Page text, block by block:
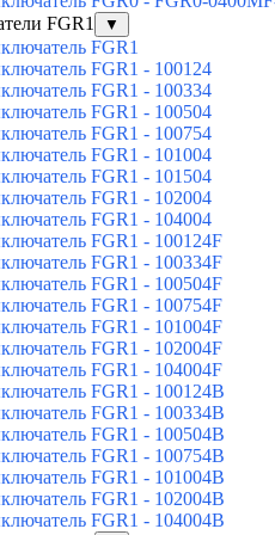
FGR1
▼
FGR1
FGR1 - 100124
FGR1 - 100334
FGR1 - 100504
FGR1 - 100754
FGR1 - 101004
FGR1 - 101504
FGR1 - 102004
FGR1 - 104004
FGR1 - 100124F
FGR1 - 100334F
FGR1 - 100504F
FGR1 - 100754F
FGR1 - 101004F
FGR1 - 102004F
FGR1 - 104004F
FGR1 - 100124B
FGR1 - 100334B
FGR1 - 100504B
FGR1 - 100754B
FGR1 - 101004B
FGR1 - 102004B
FGR1 - 104004B